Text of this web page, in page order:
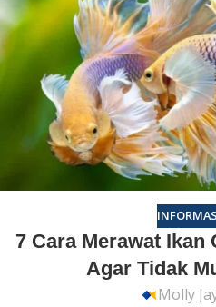
7 Cara Merawat Ikan
Agar Tidak
Molly